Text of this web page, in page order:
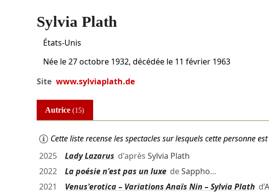
Sylvia Plath
États-Unis
Née le27 octobre 1932, décédée le 11 février 1963
Site www.sylviaplath.de
Autrice(15)
Cette liste recense les spectacles sur lesquels cette personne
2025
Lady Lazarus d'après Sylvia Plath
2022
La poésie n'est pas un luxedeSappho…
2021
Venus'erotica – Variations Anaïs Nin – Sylvia Plath d’